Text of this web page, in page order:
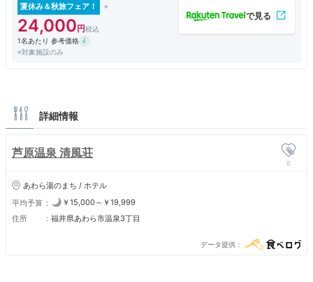
夏休み＆秋旅フェア！
24,000
1名あたり 参考価格
※対象施設のみ
詳細情報
芦原温泉 清風荘
0
あわら湯のまち / ホテル
平均予算
￥15,000～￥19,999
住所
福井県あわら市温泉3丁目
データ提供